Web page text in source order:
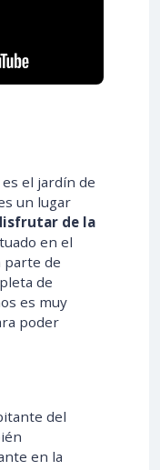
el jardín de
un lugar
de la
en el
parte de
de
es muy
poder
del
en la